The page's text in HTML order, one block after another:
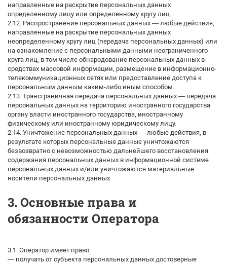
направленные на раскрытие персональных данных
определенному лицу или определенному кругу лиц.
2.12. Распространение персональных данных — любые действия,
направленные на раскрытие персональных данных
неопределенному кругу лиц (передача персональных данных) или
на ознакомление с персональными данными неограниченного
круга лиц, в том числе обнародование персональных данных в
средствах массовой информации, размещение в информационно-
телекоммуникационных сетях или предоставление доступа к
персональным данным каким-либо иным способом.
2.13. Трансграничная передача персональных данных — передача
персональных данных на территорию иностранного государства
органу власти иностранного государства, иностранному
физическому или иностранному юридическому лицу.
2.14. Уничтожение персональных данных — любые действия, в
результате которых персональные данные уничтожаются
безвозвратно с невозможностью дальнейшего восстановления
содержания персональных данных в информационной системе
персональных данных и/или уничтожаются материальные
носители персональных данных.
3. Основные права и
обязанности Оператора
3.1. Оператор имеет право:
— получать от субъекта персональных данных достоверные